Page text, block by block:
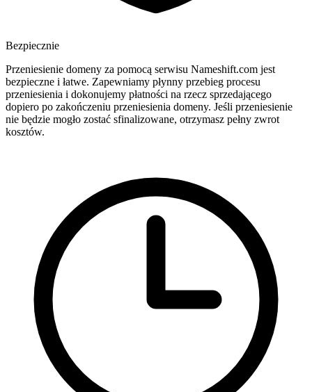
Bezpiecznie
Przeniesienie domeny za pomocą serwisu Nameshift.com jest
bezpieczne i łatwe. Zapewniamy płynny przebieg procesu
przeniesienia i dokonujemy płatności na rzecz sprzedającego
dopiero po zakończeniu przeniesienia domeny. Jeśli przeniesienie
nie będzie mogło zostać sfinalizowane, otrzymasz pełny zwrot
kosztów.